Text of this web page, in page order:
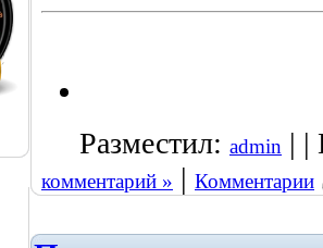
Разместил: admin | |
комментарий » | Комментарии